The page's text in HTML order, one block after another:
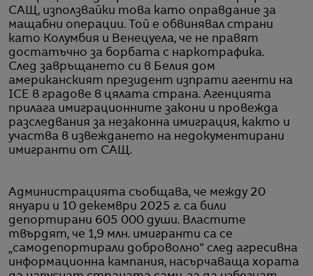
САЩ, използвайки това като оправдание за
мащабни операции. Той е обвинявал страни
като Колумбия и Венецуела, че не правят
достатъчно за борбата с наркотрафика.
След завръщането си в Белия дом
американският президент изпрати агенти на
ICE в градове в цялата страна. Агенцията
прилага имиграционните закони и провежда
разследвания за незаконна имиграция, както и
участва в извеждането на недокументирани
имигранти от САЩ.
Администрацията съобщава, че между 20
януари и 10 декември 2025 г. са били
депортирани 605 000 души. Властите
твърдят, че 1,9 млн. имигранти са се
„самодепортирали доброволно“ след агресивна
информационна кампания, насърчаваща хората